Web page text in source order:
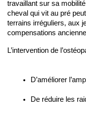
travaillant sur sa
cheval qui vit au pré
terrains irréguliers, aux
compensations
L’intervention de
D’améliorer
De réduire les